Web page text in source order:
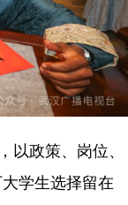
以政策、岗位、
学生选择留在